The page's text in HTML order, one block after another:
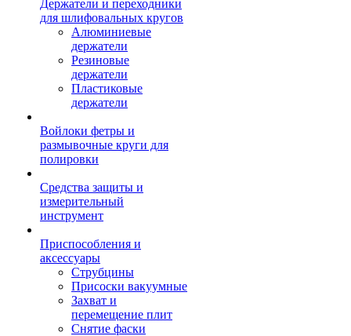
Держатели и переходники
для шлифовальных кругов
Алюминиевые
держатели
Резиновые
держатели
Пластиковые
держатели
Войлоки фетры и
размывочные круги для
полировки
Средства защиты и
измерительный
инструмент
Приспособления и
аксессуары
Струбцины
Присоски вакуумные
Захват и
перемещение плит
Снятие фаски